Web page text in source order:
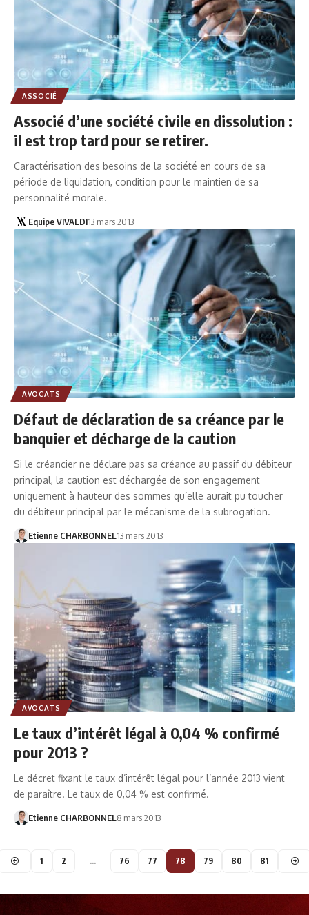
ASSOCIÉ
Associé d’une société civile en dissolution :
il est trop tard pour se retirer.
Caractérisation des besoins de la société en cours de sa
période de liquidation, condition pour le maintien de sa
personnalité morale.
Equipe VIVALDI13 mars 2013
AVOCATS
Défaut de déclaration de sa créance par le
banquier et décharge de la caution
Si le créancier ne déclare pas sa créance au passif du débiteur
principal, la caution est déchargée de son engagement
uniquement à hauteur des sommes qu’elle aurait pu toucher
du débiteur principal par le mécanisme de la subrogation.
Etienne CHARBONNEL13 mars 2013
AVOCATS
Le taux d’intérêt légal à 0,04 % confirmé
pour 2013 ?
Le décret fixant le taux d’intérêt légal pour l’année 2013 vient
de paraître. Le taux de 0,04 % est confirmé.
Etienne CHARBONNEL8 mars 2013
1 2 … 76 77 78 79 80 81